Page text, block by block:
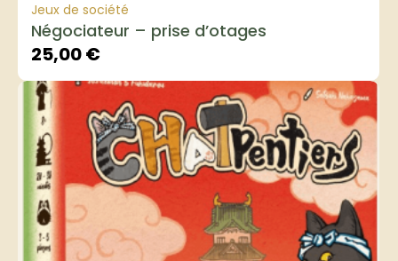
Jeux de société
Négociateur – prise d’otages
25,00€